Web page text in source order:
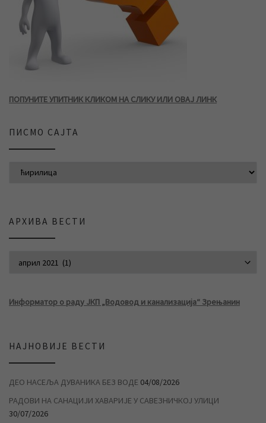
ПОПУНИТЕ УПИТНИК КЛИКОМ НА СЛИКУ ИЛИ ОВАЈ ЛИНК
ПИСМО САЈТА
АРХИВА ВЕСТИ
Информатор о раду ЈКП „Водовод и канализација“ Зрењанин
НАЈНОВИЈЕ ВЕСТИ
ДЕО НАСЕЉА ДУВАНИКА БЕЗ ВОДЕ 04/08/2026
РАДОВИ НА САНАЦИЈИ ХАВАРИЈЕ У САВЕЗНИЧКОЈ УЛИЦИ
30/07/2026